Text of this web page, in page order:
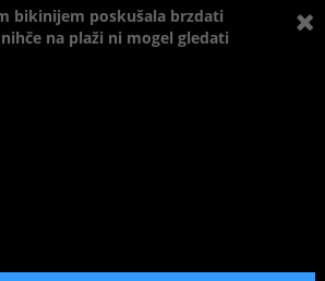
bikinijem poskušala brzdati
na plaži ni mogel gledati